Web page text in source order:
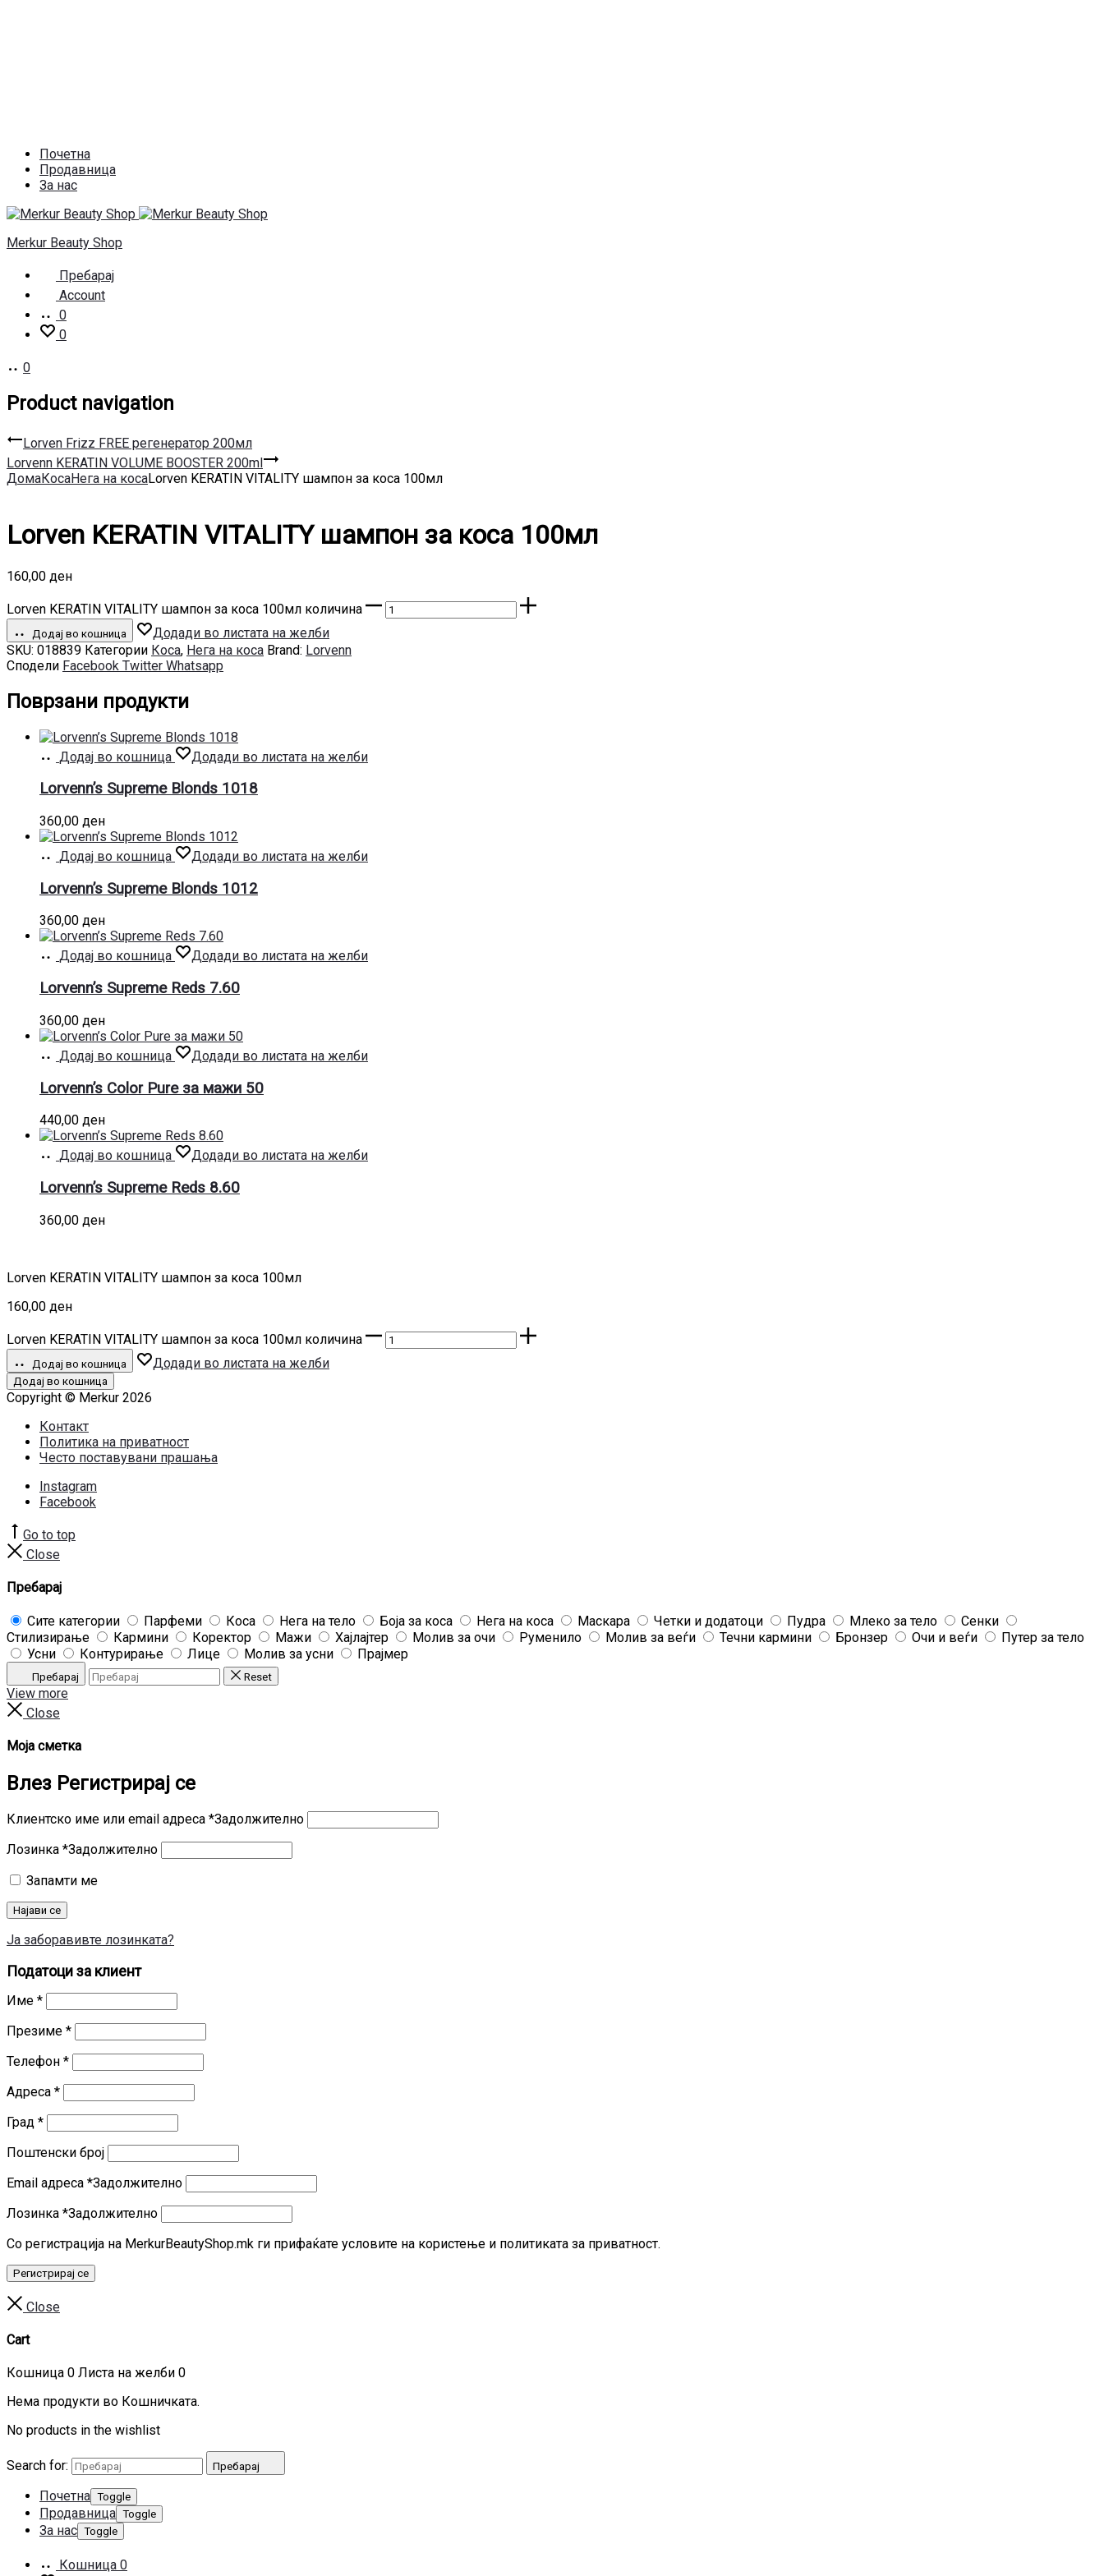
Почетна
Продавница
За нас
Merkur Beauty Shop
Пребарај
Account
0
0
0
Product navigation
Lorven Frizz FREE регенератор 200мл
Lorvenn KERATIN VOLUME BOOSTER 200ml
ДомаКосаНега на косаLorven KERATIN VITALITY шампон за коса 100мл
Lorven KERATIN VITALITY шампон за коса 100мл
160,00 ден
Lorven KERATIN VITALITY шампон за коса 100мл количина
Додај во кошница
Додади во листата на желби
SKU: 018839 Категории Коса, Нега на коса Brand: Lorvenn
Сподели Facebook Twitter Whatsapp
Поврзани продукти
Додај во кошница Додади во листата на желби
Lorvenn’s Supreme Blonds 1018
360,00 ден
Додај во кошница Додади во листата на желби
Lorvenn’s Supreme Blonds 1012
360,00 ден
Додај во кошница Додади во листата на желби
Lorvenn’s Supreme Reds 7.60
360,00 ден
Додај во кошница Додади во листата на желби
Lorvenn’s Color Pure за мажи 50
440,00 ден
Додај во кошница Додади во листата на желби
Lorvenn’s Supreme Reds 8.60
360,00 ден
Lorven KERATIN VITALITY шампон за коса 100мл
160,00 ден
Lorven KERATIN VITALITY шампон за коса 100мл количина
Додај во кошница Додади во листата на желби
Додај во кошница
Copyright © Merkur 2026
Контакт
Политика на приватност
Често поставувани прашања
Instagram
Facebook
Go to top
Close
Пребарај
Сите категории Парфеми Коса Нега на тело Боја за коса Нега на коса Маскара Четки и додатоци Пудра Млеко за тело
Сенки
Стилизирање
Кармини Коректор Мажи Хајлајтер Молив за очи Руменило Молив за веѓи Течни кармини Бронзер Очи и веѓи
Путер за тело
Усни
Контурирање Лице Молив за усни Прајмер
Пребарај Reset
View more
Close
Моја сметка
Влез Регистрирај се
Клиентско име или email адреса *Задолжително
Лозинка *Задолжително
Запамти ме
Најави се
Ја заборавивте лозинката?
Податоци за клиент
Име *
Презиме *
Телефон *
Адреса *
Град *
Поштенски број
Email адреса *Задолжително
Лозинка *Задолжително
Со регистрација на MerkurBeautyShop.mk ги прифаќате условите на користење и политиката за приватност.
Регистрирај се
Close
Cart
Кошница 0 Листа на желби 0
Нема продукти во Кошничката.
No products in the wishlist
Search for: Пребарај
Почетна Toggle
Продавница Toggle
За нас Toggle
Кошница 0